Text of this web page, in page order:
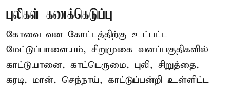
புலிகள் கணக்கெடுப்பு
கோவை வன கோட்டத்திற்கு உட்பட்ட
மேட்டுப்பாளையம், சிறுமுகை வனப்பகுதிகளில்
காட்டுயானை, காட்டெருமை, புலி, சிறுத்தை,
கரடி, மான், செந்நாய், காட்டுப்பன்றி உள்ளிட்ட